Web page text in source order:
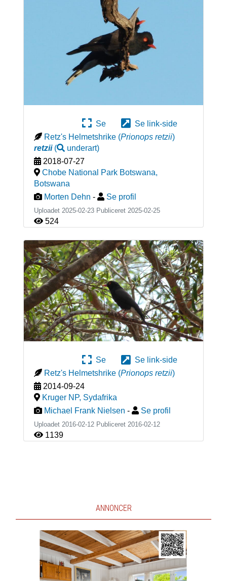
Se
Se link-side
Retz's Helmetshrike (Prionops retzii)
retzii( underart)
2018-07-27
Chobe National Park Botswana,
Botswana
Morten Dehn - Se profil
Uploadet 2025-02-23 Publiceret 2025-02-25
524
Se
Se link-side
Retz's Helmetshrike (Prionops retzii)
2014-09-24
Kruger NP, Sydafrika
Michael Frank Nielsen - Se profil
Uploadet 2016-02-12 Publiceret 2016-02-12
1139
ANNONCER